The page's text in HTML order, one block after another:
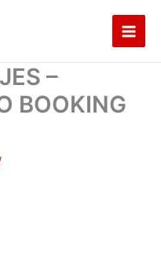
–
BOOKING